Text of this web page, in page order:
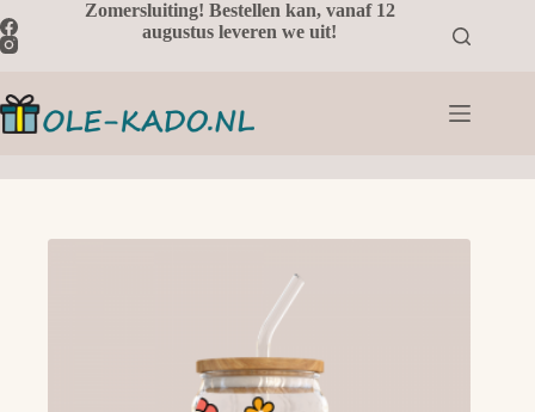
naar
de
Zomersluiting! Bestellen kan, vanaf 12
augustus leveren we uit!